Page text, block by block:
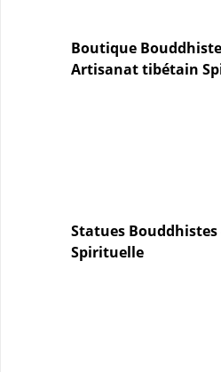
Boutique
Artisanat tibétain
Statues
Spirituelle